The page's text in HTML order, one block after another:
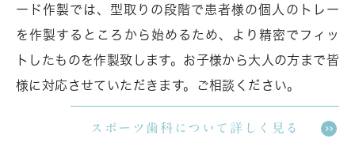
ード作製では、型取りの段階で患者様の個人のトレー
を作製するところから始めるため、より精密でフィッ
トしたものを作製致します。お子様から大人の方まで皆
様に対応させていただきます。ご相談ください。
スポーツ歯科について詳しく見る